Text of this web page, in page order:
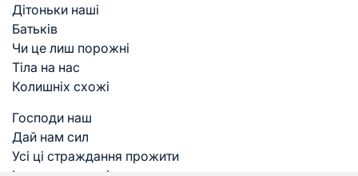
Дітоньки наші
Батьків
Чи це лиш порожні
Тіла на нас
Колишніх схожі
Господи наш
Дай нам сил
Усі ці страждання прожити